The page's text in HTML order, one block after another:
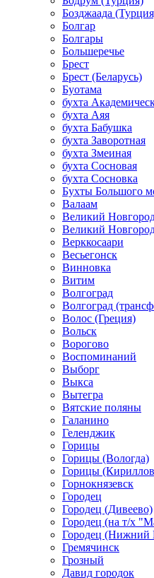
Бозджаада
Болгар
Болгары
Большеречье
Брест
Брест (Беларусь)
Буотама
бухта
бухта Аяя
бухта Бабушка
бухта Заворотная
бухта Змеиная
бухта Сосновая
бухта Сосновка
Бухты Большого
Валаам
Великий
Великий
Верккосаари
Весьегонск
Винновка
Витим
Волгоград
Волгоград
Волос (Греция)
Вольск
Ворогово
Воспоминаний
Выборг
Выкса
Вытегра
Вятские поляны
Галанино
Геленджик
Горицы
Горицы (Вологда)
Горицы
Горнокнязевск
Городец
Городец (Дивеево)
Городец (на т/х
Городец (Нижний
Гремячинск
Грозный
Давид городок